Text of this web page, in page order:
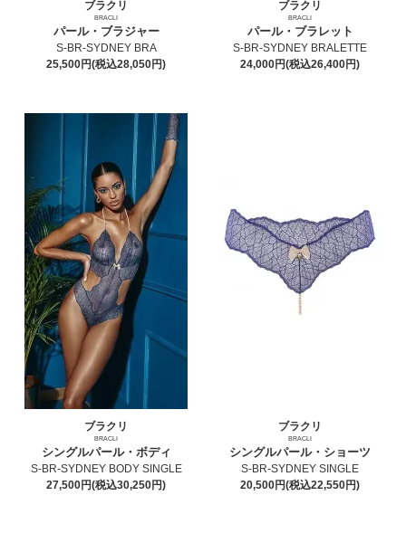
ブラクリ
BRACLI
パール・ブラジャー
S-BR-SYDNEY BRA
25,500円(税込28,050円)
ブラクリ
BRACLI
パール・ブラレット
S-BR-SYDNEY BRALETTE
24,000円(税込26,400円)
ブラクリ
BRACLI
シングルパール・ボディ
S-BR-SYDNEY BODY SINGLE
27,500円(税込30,250円)
ブラクリ
BRACLI
シングルパール・ショーツ
S-BR-SYDNEY SINGLE
20,500円(税込22,550円)